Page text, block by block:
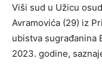
Viši sud u Užicu
Avramovića (29) iz
ubistva sugrađanina
2023. godine,